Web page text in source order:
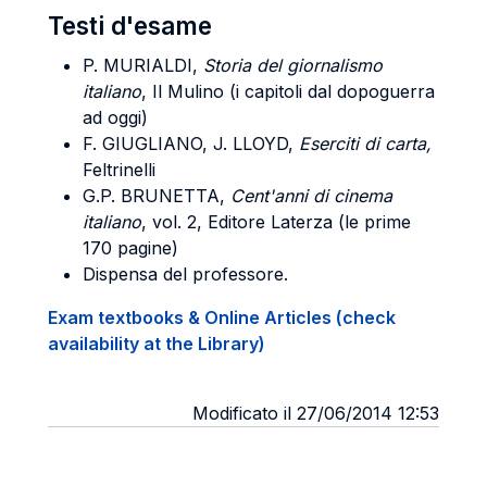
Testi d'esame
P. MURIALDI, Storia del giornalismo
italiano, Il Mulino (i capitoli dal dopoguerra
ad oggi)
F. GIUGLIANO, J. LLOYD, Eserciti di carta,
Feltrinelli
G.P. BRUNETTA, Cent'anni di cinema
italiano, vol. 2, Editore Laterza (le prime
170 pagine)
Dispensa del professore.
Exam textbooks & Online Articles (check
availability at the Library)
Modificato il 27/06/2014 12:53